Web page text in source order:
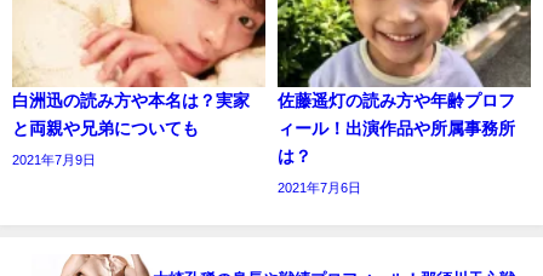
白洲迅の読み方や本名は？実家
と両親や兄弟についても
2021年7月9日
佐藤遥灯の読み方や年齢プロフ
ィール！出演作品や所属事務所
は？
2021年7月6日